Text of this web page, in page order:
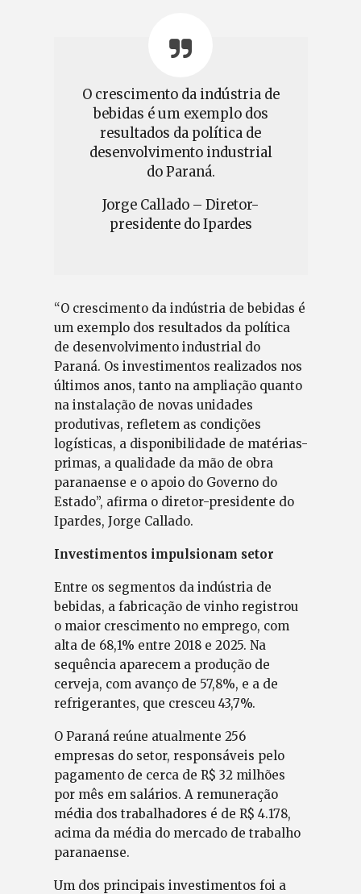
O crescimento da indústria de
bebidas é um exemplo dos
resultados da política de
desenvolvimento industrial
do Paraná.
Jorge Callado – Diretor-
presidente do Ipardes
“O crescimento da indústria de bebidas é
um exemplo dos resultados da política
de desenvolvimento industrial do
Paraná. Os investimentos realizados nos
últimos anos, tanto na ampliação quanto
na instalação de novas unidades
produtivas, refletem as condições
logísticas, a disponibilidade de matérias-
primas, a qualidade da mão de obra
paranaense e o apoio do Governo do
Estado”, afirma o diretor-presidente do
Ipardes, Jorge Callado.
Investimentos impulsionam setor
Entre os segmentos da indústria de
bebidas, a fabricação de vinho registrou
o maior crescimento no emprego, com
alta de 68,1% entre 2018 e 2025. Na
sequência aparecem a produção de
cerveja, com avanço de 57,8%, e a de
refrigerantes, que cresceu 43,7%.
O Paraná reúne atualmente 256
empresas do setor, responsáveis pelo
pagamento de cerca de R$ 32 milhões
por mês em salários. A remuneração
média dos trabalhadores é de R$ 4.178,
acima da média do mercado de trabalho
paranaense.
Um dos principais investimentos foi a